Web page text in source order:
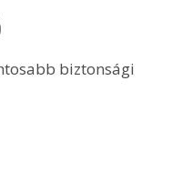
biztonsági